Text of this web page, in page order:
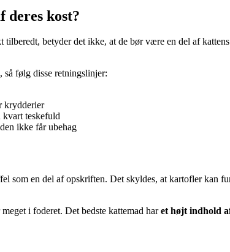
deres kost?
betyder det ikke, at de bør være en del af
følg disse retningslinjer:
krydderier
kvart teskefuld
ikke får ubehag
som en del af opskriften. Det skyldes, at kartofler kan
i foderet. Det bedste kattemad haret højt indhold